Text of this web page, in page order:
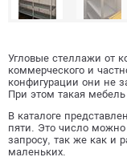
Угловые стеллажи от
коммерческого и
конфигурации они не
При этом такая
В каталоге
пяти. Это число можно
запросу, так же как и
маленьких.